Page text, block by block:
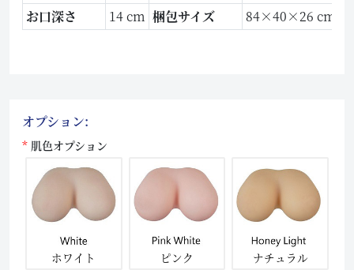
お口深さ
14 cm 梱包サイズ 84×40×26 cm
オプション:
肌色オプション
ホワイト ピンク ナチュラル